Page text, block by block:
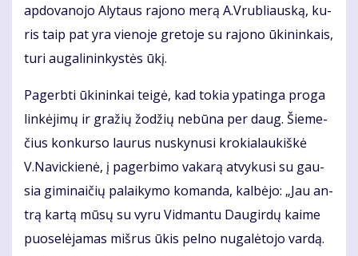
ap­do­va­no­jo Aly­taus ra­jo­no me­rą A.Vrub­liaus­ką, ku­
ris taip pat yra vie­no­je gre­to­je su ra­jo­no ūki­nin­kais,
tu­ri au­ga­li­nin­kys­tės ūkį.
Pa­gerb­ti ūki­nin­kai tei­gė, kad to­kia ypa­tin­ga pro­ga
lin­kė­ji­mų ir gra­žių žo­džių ne­bū­na per daug. Šie­me­
čius kon­kur­so lau­rus nu­sky­nu­si kro­kia­lau­kiš­kė
V.Na­vic­kie­nė, į pa­ger­bi­mo va­ka­rą at­vy­ku­si su gau­
sia gi­mi­nai­čių pa­lai­ky­mo ko­man­da, kal­bė­jo: „Jau an­
trą kar­tą mū­sų su vy­ru Vid­man­tu Dau­gir­dų kai­me
puo­se­lė­ja­mas miš­rus ūkis pel­no nu­ga­lė­to­jo var­dą.